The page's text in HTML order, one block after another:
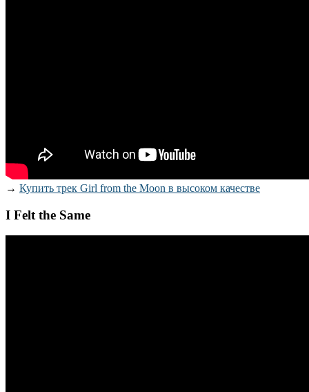
→ Купить трек Girl from the Moon в высоком качестве
I Felt the Same